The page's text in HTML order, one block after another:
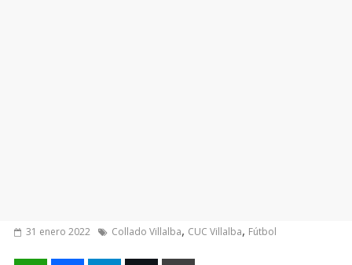
31 enero 2022 Collado Villalba, CUC Villalba, Fútbol